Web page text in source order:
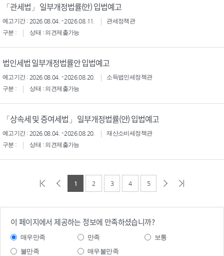
「관세법」 일부개정법률(안) 입법예고
예고기간 : 2026.08.04. - 2026.08.11.
관세정책관
구분 :
상태 : 의견제출가능
법인세법 일부개정법률안 입법예고
예고기간 : 2026.08.04. - 2026.08.20.
소득법인세정책관
구분 :
상태 : 의견제출가능
「상속세 및 증여세법」 일부개정법률(안) 입법예고
예고기간 : 2026.08.04. - 2026.08.20.
재산소비세정책관
구분 :
상태 : 의견제출가능
1 2 3 4 5
이 페이지에서 제공하는 정보에 만족하셨습니까?
매우만족 만족
보통
불만족
매우불만족